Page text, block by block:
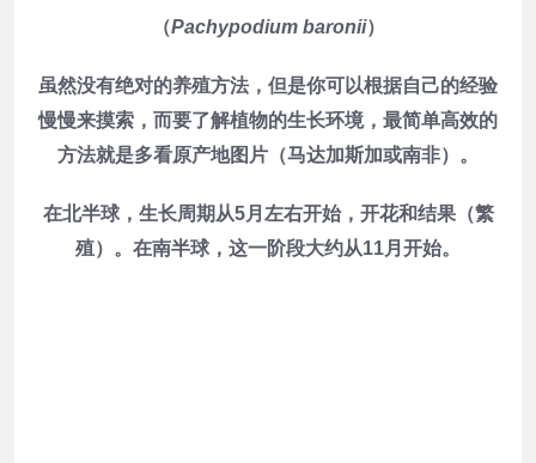
（Pachypodium baronii）
虽然没有绝对的养殖方法，但是你可以根据自己的经验
慢慢来摸索，而要了解植物的生长环境，最简单高效的
方法就是多看原产地图片（马达加斯加或南非）。
在北半球，生长周期从5月左右开始，开花和结果（繁
殖）。在南半球，这一阶段大约从11月开始。